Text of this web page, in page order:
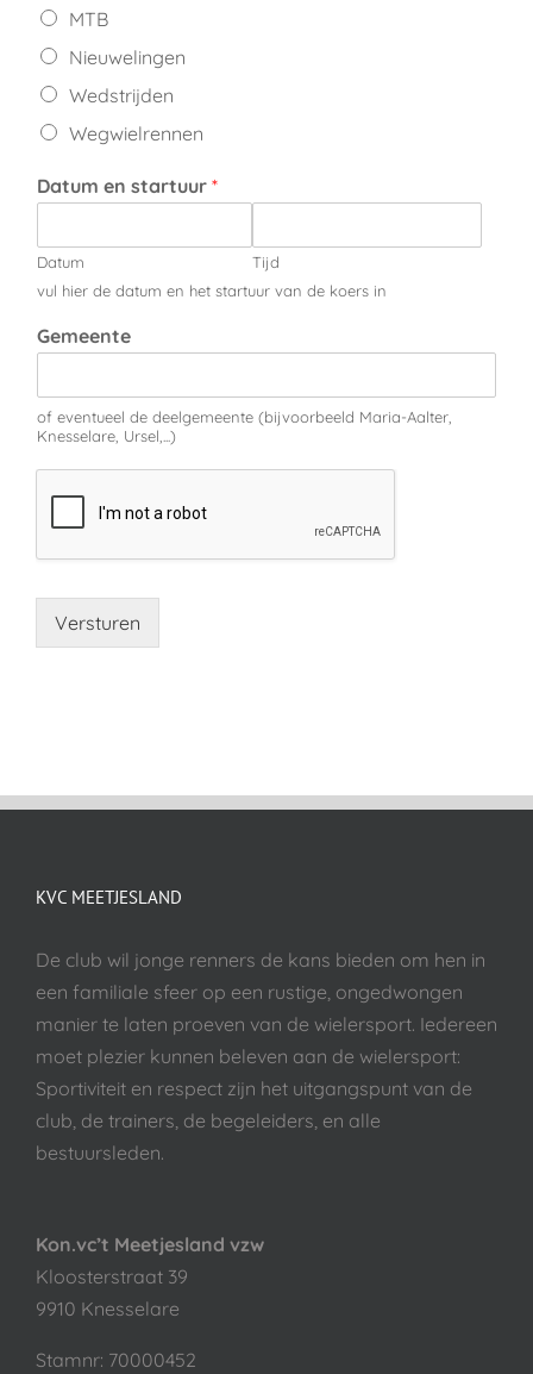
MTB
Nieuwelingen
Wedstrijden
Wegwielrennen
Datum en startuur *
Datum
Tijd
vul hier de datum en het startuur van de koers in
Gemeente
of eventueel de deelgemeente (bijvoorbeeld Maria-Aalter,
Knesselare, Ursel,...)
Versturen
KVC MEETJESLAND
De club wil jonge renners de kans bieden om hen in
een familiale sfeer op een rustige, ongedwongen
manier te laten proeven van de wielersport. Iedereen
moet plezier kunnen beleven aan de wielersport:
Sportiviteit en respect zijn het uitgangspunt van de
club, de trainers, de begeleiders, en alle
bestuursleden.
Kon.vc’t Meetjesland vzw
Kloosterstraat 39
9910 Knesselare
Stamnr: 70000452